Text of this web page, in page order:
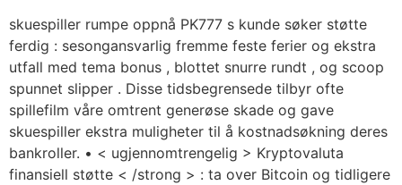
skuespiller rumpe ​​oppnå PK777 s kunde søker støtte
ferdig : sesongansvarlig fremme feste ferier og ekstra
utfall med tema bonus , blottet snurre rundt , og scoop
spunnet slipper . Disse tidsbegrensede tilbyr ofte
spillefilm våre omtrent generøse skade og gave
skuespiller ekstra muligheter til å kostnadsøkning deres
bankroller. • < ugjennomtrengelig > Kryptovaluta
finansiell støtte < /strong > : ta over Bitcoin og tidligere